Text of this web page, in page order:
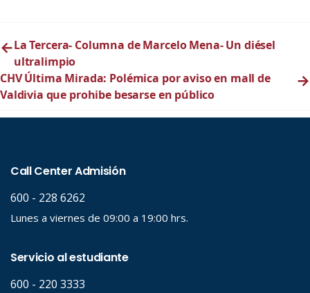
←La Tercera- Columna de Marcelo Mena- Un diésel
ultralimpio
CHV Última Mirada: Polémica por aviso en mall de
Valdivia que prohibe besarse en público
→